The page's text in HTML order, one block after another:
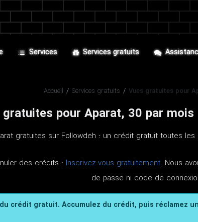
Services Services gratuits
Accueil / Services gratuits / Vues gratuites pour
pour Aparat, 30 par mois
gratuites sur Followdeh : un crédit gratuit toutes les
des crédits : Inscrivez-vous gratuitement. Nous
de passe ni code de
crédit gratuit. Accumulez du crédit, puis réclamez